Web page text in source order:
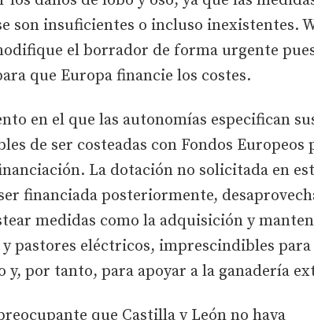
son insuficientes o incluso inexistentes.
el borrador de forma urgente
que Europa financie los costes.
en el que las autonomías especifican
de ser costeadas con Fondos Europeos
La dotación no solicitada en
financiada posteriormente,
medidas como la adquisición y
pastores eléctricos, imprescindibles para
y, por tanto, para apoyar a la ganadería
que Castilla y León no haya